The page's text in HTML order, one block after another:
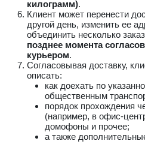
килограмм).
Клиент может перенести
другой день, изменить ее
объединить несколько
позднее момента
курьером.
Согласовывая доставку,
описать:
как доехать по
общественным
порядок прохождения
(например, в офис-
домофоны и прочее;
а также